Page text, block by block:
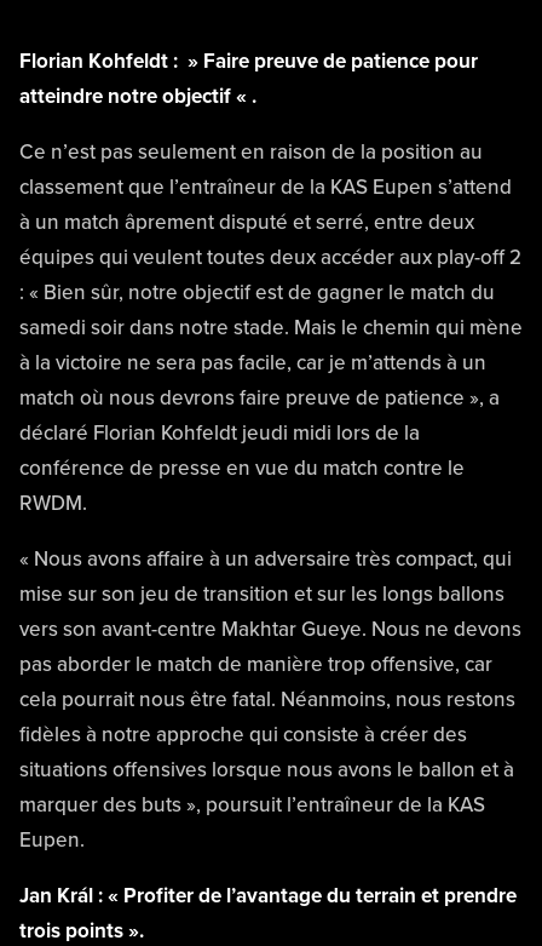
Florian Kohfeldt : » Faire preuve de patience pour
atteindre notre objectif « .
Ce n’est pas seulement en raison de la position au
classement que l’entraîneur de la KAS Eupen s’attend
à un match âprement disputé et serré, entre deux
équipes qui veulent toutes deux accéder aux play-off 2
: « Bien sûr, notre objectif est de gagner le match du
samedi soir dans notre stade. Mais le chemin qui mène
à la victoire ne sera pas facile, car je m’attends à un
match où nous devrons faire preuve de patience », a
déclaré Florian Kohfeldt jeudi midi lors de la
conférence de presse en vue du match contre le
RWDM.
« Nous avons affaire à un adversaire très compact, qui
mise sur son jeu de transition et sur les longs ballons
vers son avant-centre Makhtar Gueye. Nous ne devons
pas aborder le match de manière trop offensive, car
cela pourrait nous être fatal. Néanmoins, nous restons
fidèles à notre approche qui consiste à créer des
situations offensives lorsque nous avons le ballon et à
marquer des buts », poursuit l’entraîneur de la KAS
Eupen.
Jan Král : « Profiter de l’avantage du terrain et prendre
trois points ».